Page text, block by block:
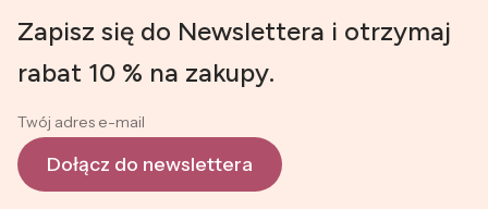
Zapisz się do Newslettera i otrzymaj
rabat 10 % na zakupy.
Twój adres e-mail
Dołącz do newslettera